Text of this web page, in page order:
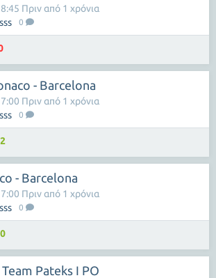
0
Πριν από 1 χρόνια
- Barcelona
0
Πριν από 1 χρόνια
- Barcelona
0
Πριν από 1 χρόνια
Pateks I PO